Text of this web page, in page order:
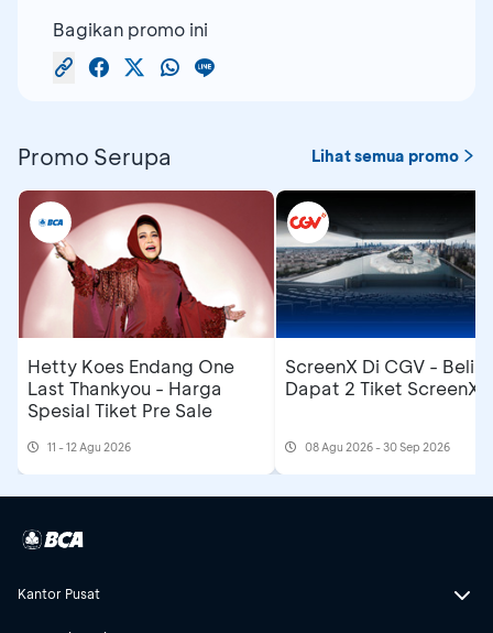
Bagikan promo ini
Promo Serupa Lihat semua promo
Hetty Koes Endang One
Last Thankyou - Harga
Spesial Tiket Pre Sale
11 - 12 Agu 2026
ScreenX Di CGV - Beli 1
Dapat 2 Tiket ScreenX
08 Agu 2026 - 30 Sep 2026
Kantor Pusat